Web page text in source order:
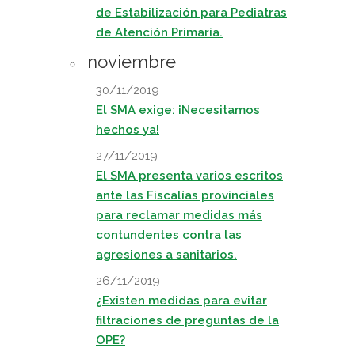
de Estabilización para Pediatras
de Atención Primaria.
noviembre
30/11/2019
El SMA exige: ¡Necesitamos
hechos ya!
27/11/2019
El SMA presenta varios escritos
ante las Fiscalías provinciales
para reclamar medidas más
contundentes contra las
agresiones a sanitarios.
26/11/2019
¿Existen medidas para evitar
filtraciones de preguntas de la
OPE?